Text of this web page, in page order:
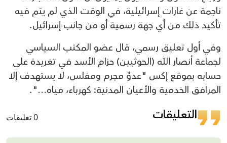
ناجمة عن غارات إسرائيلية، في الوقت الذي لم يتم فيه
تأكيد ذلك من أي جهة رسمية أو من جانب إسرائيل.
وفي أول تعليق رسمي، قال عضو المكتب السياسي
لجماعة أنصار الله (الحوثيين) حزام الأسد في تغريدة على
حسابه بموقع إكس "عدوٌ مجرم ومفلس، لا يستهدف إلا
المرافق الخدمية والأعيان المدنية: كهرباء، مياه…".
التعليقات 0 تعليقات